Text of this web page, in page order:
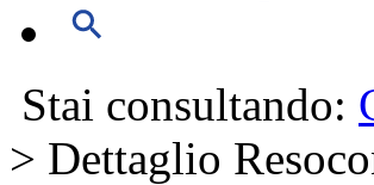
Stai consultando:
> Dettaglio